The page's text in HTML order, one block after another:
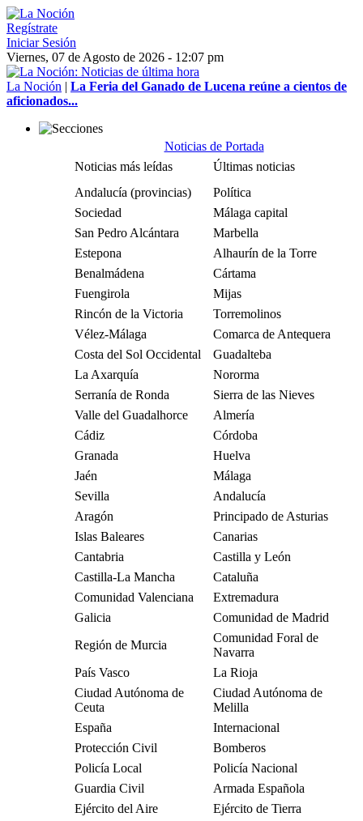
Regístrate
Iniciar Sesión
Viernes, 07 de Agosto de 2026 - 12:07 pm
La Noción | La Feria del Ganado de Lucena reúne a cientos de
aficionados...
Noticias de Portada
Noticias más leídas
Últimas noticias
Andalucía (provincias)
Política
Sociedad
Málaga capital
San Pedro Alcántara
Marbella
Estepona
Alhaurín de la Torre
Benalmádena
Cártama
Fuengirola
Mijas
Rincón de la Victoria
Torremolinos
Vélez-Málaga
Comarca de Antequera
Costa del Sol Occidental
Guadalteba
La Axarquía
Nororma
Serranía de Ronda
Sierra de las Nieves
Valle del Guadalhorce
Almería
Cádiz
Córdoba
Granada
Huelva
Jaén
Málaga
Sevilla
Andalucía
Aragón
Principado de Asturias
Islas Baleares
Canarias
Cantabria
Castilla y León
Castilla-La Mancha
Cataluña
Comunidad Valenciana
Extremadura
Galicia
Comunidad de Madrid
Región de Murcia
Comunidad Foral de
Navarra
País Vasco
La Rioja
Ciudad Autónoma de
Ceuta
Ciudad Autónoma de
Melilla
España
Internacional
Protección Civil
Bomberos
Policía Local
Policía Nacional
Guardia Civil
Armada Española
Ejército del Aire
Ejército de Tierra